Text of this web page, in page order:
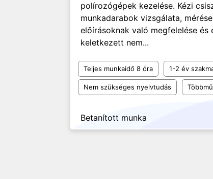
polírozógépek kezelése. Kézi
munkadarabok vizsgálata,
előírásoknak való megfelelése
keletkezett nem...
Teljes munkaidő 8 óra 1-2 év
Nem szükséges nyelvtudás
Betanított munka